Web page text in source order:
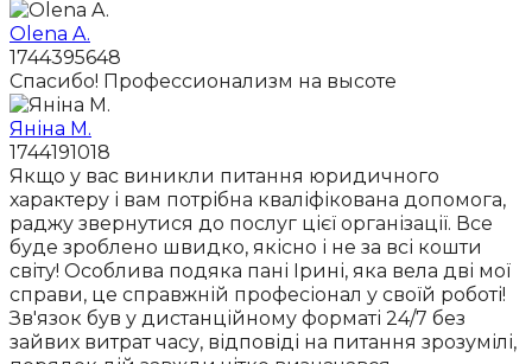
Olena A.
1744395648
Спасибо! Профессионализм на высоте
Яніна М.
1744191018
Якщо у вас виникли питання юридичного
характеру і вам потрібна кваліфікована допомога,
раджу звернутися до послуг цієї організації. Все
буде зроблено швидко, якісно і не за всі кошти
світу! Особлива подяка пані Ірині, яка вела дві мої
справи, це справжній професіонал у своїй роботі!
Зв'язок був у дистанційному форматі 24/7 без
зайвих витрат часу, відповіді на питання зрозумілі,